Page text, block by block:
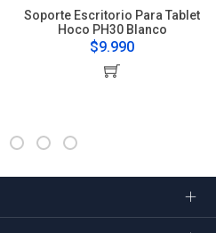
Soporte Escritorio Para Tablet
Hoco PH30 Blanco
$9.990